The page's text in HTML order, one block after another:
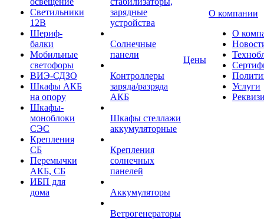
Светильники
12В
Шериф-
балки
Мобильные
светофоры
ВИЭ-СДЗО
Шкафы АКБ
на опору
Шкафы-
моноблоки
СЭС
Крепления
СБ
Перемычки
АКБ, СБ
ИБП для
дома
зарядные
устройства
Солнечные
панели
Контроллеры
заряда/разряда
АКБ
Шкафы стеллажи
аккумуляторные
Крепления
солнечных
панелей
Аккумуляторы
Ветрогенераторы
Цены
О компании
О
Услуги